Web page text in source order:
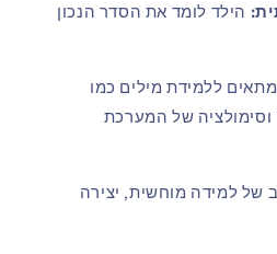
הילד לומד את הסדר הנכון
מתאים ללמידת מילים כמו
וסימולציה של המערכת
של למידה מוחשית, יצירה